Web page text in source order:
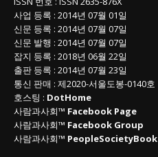
사업 등록 : 2014년 07월 01일
신문 등록 : 2014년 07월 07일
신문 발행 : 2014년 07월 07일
잡지 등록 : 2018년 06월 22일
출판 등록 : 2014년 07월 23일
통신 판매 : 제2020-서울도봉-0140호
호스팅 : DotHome
사람과사회™ Facebook Page
사람과사회™ Facebook Group
사람과사회™ PeopleSocietyBook